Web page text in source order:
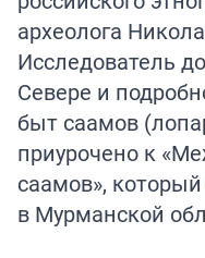
археолога
Исследователь
Севере и
быт саамов
приурочено к
саамов»,
в Мурманской